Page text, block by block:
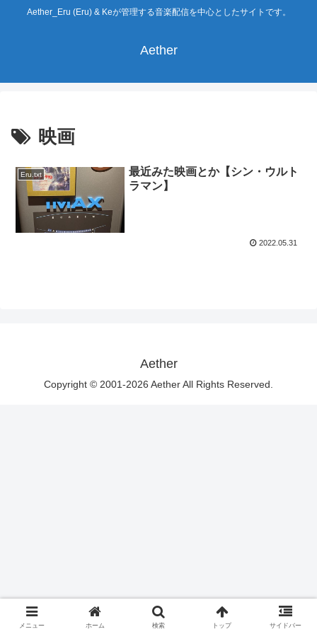
Aether_Eru (Eru) & Keが管理する音楽配信を中心としたサイトです。
Aether
映画
Eru.txt
最近みた映画とか【シン・ウルト
ラマン】
2022.05.31
Aether
Copyright © 2001-2026 Aether All Rights Reserved.
メニュー ホーム 検索 トップ サイドバー